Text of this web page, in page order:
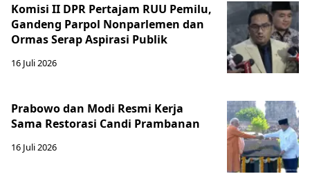
Komisi II DPR Pertajam RUU Pemilu,
Gandeng Parpol Nonparlemen dan
Ormas Serap Aspirasi Publik
16 Juli 2026
Prabowo dan Modi Resmi Kerja
Sama Restorasi Candi Prambanan
16 Juli 2026